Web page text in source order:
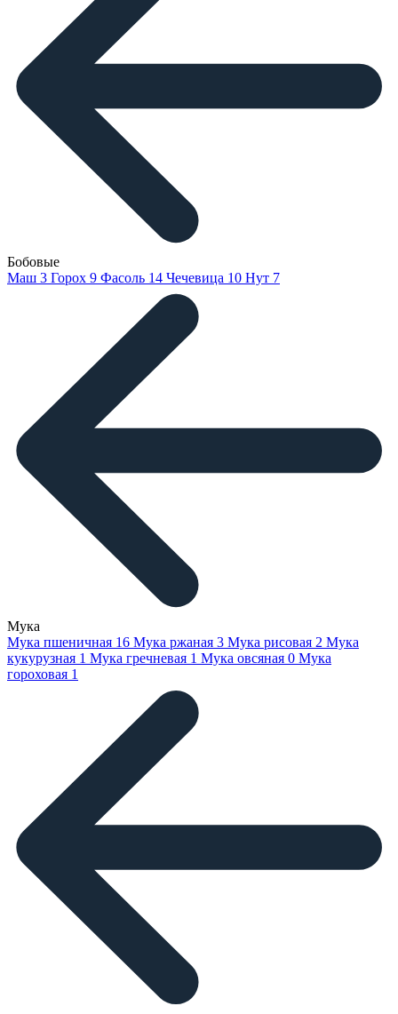
Бобовые
Маш 3 Горох 9 Фасоль 14 Чечевица 10 Нут 7
Мука
Мука пшеничная 16 Мука ржаная 3 Мука рисовая 2 Мука
кукурузная 1 Мука гречневая 1 Мука овсяная 0 Мука
гороховая 1